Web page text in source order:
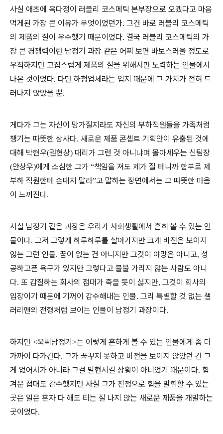
사실 애초에 옥다정이 러블리 코스메틱 본부장으로 오겠다고 마음
먹게된 가장 큰 이유가 무엇이었던가. 그건 바로 러블리 코스메틱
의 제품의 질이 우수했기 때문이었다. 결국 러블리 코스메틱의 가
장 큰 경쟁력이란 남정기 과장 같은 어찌 보면 바보스러울 정도로
우직하지만 고집스럽게 제품의 질을 위해서만 노력하는 인물에서
나온 것이었다. 다만 하청업체라는 입지 때문에 그 가치가 전혀 드
러나지 않았을 뿐.
게다가 그는 자신이 망가질지라도 자신의 부하직원들을 가족처럼
챙기는 따뜻한 상사다. 새로운 제품 콘셉트 기획안이 유출된 것에
대해 박현우(권현상) 대리가 그런 것 아니냐며 몰아세우는 신팀장
(안상우)에게 소심한 그가 “책임을 져도 제가 질 테니까 함부로 제
부하 직원한테 손대지 말라”고 말하는 장면에서는 그 따뜻한 마음
이 느껴진다.
사실 남정기 같은 과장은 우리가 사회생활에서 흔히 볼 수 있는 인
물이다. 그저 그렇게 하루하루를 살아가지만 크게 비전은 보이지
않는 그런 인물. 꿈이 없는 건 아니지만 그것이 야망은 아니고, 성
공하고픈 욕구가 있지만 그렇다고 물불 가리지 않는 사람도 아니
다. 또 갑질하는 회사의 접대가 죽을 듯이 싫지만, 그것이 회사의
입장이기 때문에 기꺼이 감수해내는 인물. 그리 특별할 것 없는 샐
러리맨의 전형처럼 보이는 인물이 남정기 과장이다.
하지만 <욱씨남정기 >는 이렇게 흔하게 볼 수 있는 인물에게 좀 더
가까이 다가간다. 그가 꿈꾸지 못하고 비전을 보이지 않았던 건 그
게 없어서가 아니라 그걸 발현시킬 상황이 아니었기 때문이다. 힘
겨운 접대도 감수했지만 사실 그가 진정으로 힘을 발휘할 수 있는
곳은 일은 혼자 다 해도 티는 잘 나지 않는 새로운 제품을 개발하는
곳이었다.